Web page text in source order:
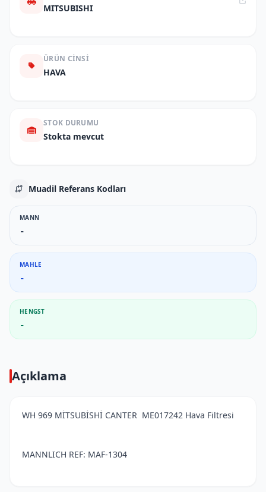
MITSUBISHI
ÜRÜN CINSI
HAVA
STOK DURUMU
Stokta mevcut
Muadil Referans Kodları
MANN
-
MAHLE
-
HENGST
-
Açıklama
WH 969 MİTSUBİSHİ CANTER ME017242 Hava Filtresi
MANNLICH REF: MAF-1304